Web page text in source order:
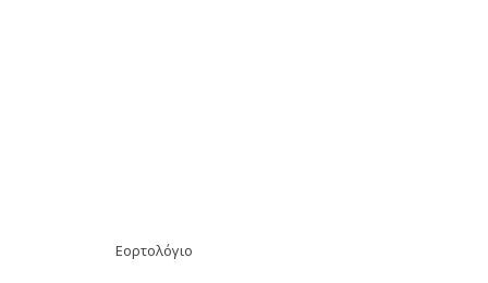
Εορτολόγιο